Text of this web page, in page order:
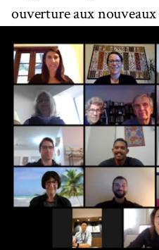
ouverture aux nouveaux